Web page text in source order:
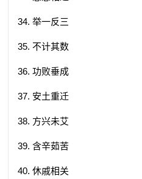
34. 举一反三
35. 不计其数
36. 功败垂成
37. 安土重迁
38. 方兴未艾
39. 含辛茹苦
40. 休戚相关